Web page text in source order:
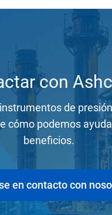
con
de
cómo podemos
beneficios.
en contacto con